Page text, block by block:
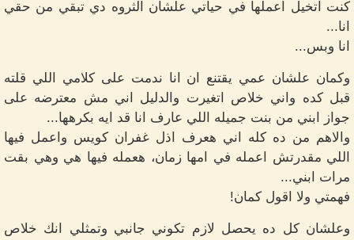
كنت اتخيل اعملها في حياتي علشان الثروه دي تبقي من حقي
انا...
انا وبس...
وكمان علشان عمي يقتنع ان انا ندمت على كلامي اللي قلته
قبل كده واني خلاص اتغيرت والدليل اني مش معترضه على
جواز ابني من بنت جميله اللي عارف انا قد ايه بكرهها...
والاهم من ده كله اني هعرف اذل غفران كويس واعمل فيها
اللي مقدرتش اعمله في امها زمان، هعمله فيها هي وهي بقت
مرات ابني...
فهمتي ولا اقول كمان!
وعلشان كل ده يحصل لازم تكوني جانبي وتمثلي انك خلاص